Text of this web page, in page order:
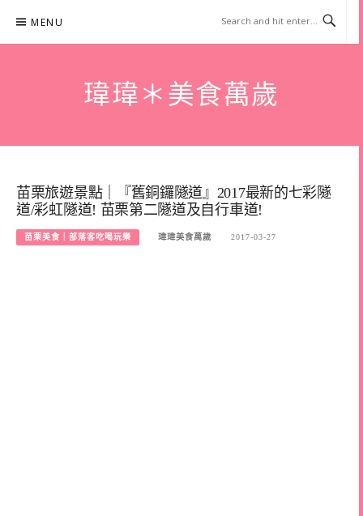
content
MENU
瑋瑋＊美食萬歲
苗栗旅遊景點｜『舊銅鑼隧道』2017最新的七彩隧
道/彩虹隧道! 苗栗第二隧道及自行車道!
苗栗美食｜部落客吃喝玩樂 瑋瑋美食萬歲 2017-03-27